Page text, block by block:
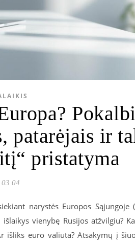
patarėjais ir
pristatyma
04
narystės Europos Sąjungoje
vienybę Rusijos atžvilgiu?
išliks euro valiuta? Atsakymų į